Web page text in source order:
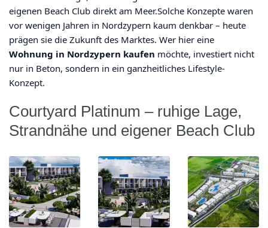
eigenen Beach Club direkt am Meer.Solche Konzepte waren
vor wenigen Jahren in Nordzypern kaum denkbar – heute
prägen sie die Zukunft des Marktes. Wer hier eine
Wohnung in Nordzypern kaufen möchte, investiert nicht
nur in Beton, sondern in ein ganzheitliches Lifestyle-
Konzept.
Courtyard Platinum – ruhige Lage,
Strandnähe und eigener Beach Club